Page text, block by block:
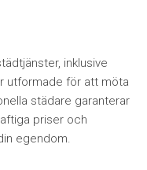
inklusive
utformade för att möta
städare garanterar
priser och
egendom.